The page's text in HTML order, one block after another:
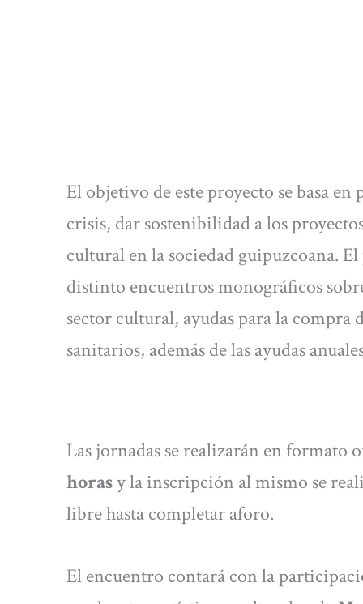
El objetivo de este proyecto se basa
crisis, dar sostenibilidad a los
cultural en la sociedad guipuzcoana.
distinto encuentros monográficos
sector cultural, ayudas para la
sanitarios, además de las ayudas
Las jornadas se realizarán en
horasy la inscripción al mismo se
libre hasta completar aforo.
El encuentro contará con la